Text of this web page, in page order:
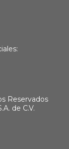
Reservados
de C.V.